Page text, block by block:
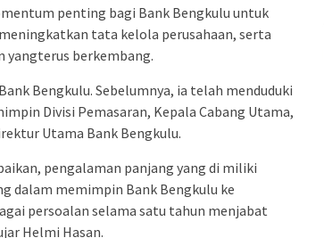
penting bagi Bank Bengkulu untuk
tata kelola perusahaan, serta
yangterus berkembang.
Bengkulu. Sebelumnya, ia telah menduduki
Divisi Pemasaran, Kepala Cabang Utama,
Utama Bank Bengkulu.
pengalaman panjang yang di miliki
dalam memimpin Bank Bengkulu ke
persoalan selama satu tahun menjabat
Helmi Hasan.